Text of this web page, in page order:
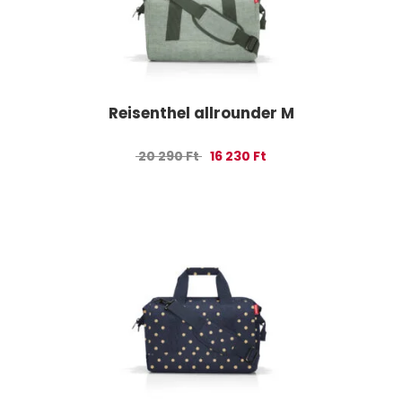
Reisenthel allrounder M
20 290Ft Original price was: 20 290 Ft.
16 230 Ft